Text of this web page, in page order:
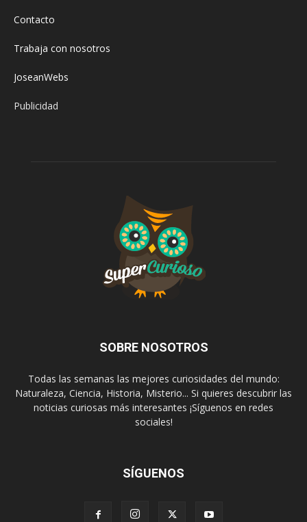
Contacto
Trabaja con nosotros
JoseanWebs
Publicidad
SOBRE NOSOTROS
Todas las semanas las mejores curiosidades del mundo:
Naturaleza, Ciencia, Historia, Misterio... Si quieres descubrir las
noticias curiosas más interesantes ¡Síguenos en redes
sociales!
SÍGUENOS